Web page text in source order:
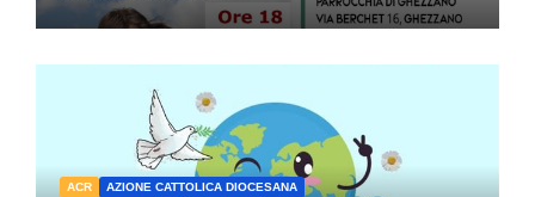
ACR AZIONE CATTOLICA DIOCESANA